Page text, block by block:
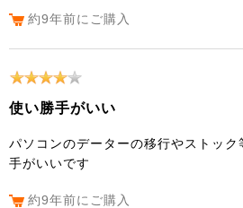
約9年前にご購入
使い勝手がいい
パソコンのデーターの移行やストッ
手がいいです
約9年前にご購入